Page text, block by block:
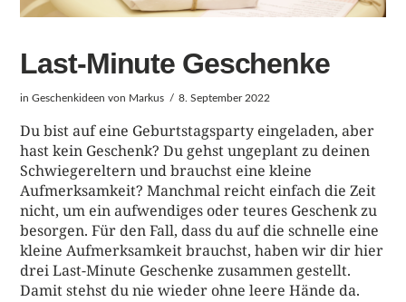
Last-Minute Geschenke
inGeschenkideen von Markus 8. September 2022
Du bist auf eine Geburtstagsparty eingeladen, aber
hast kein Geschenk? Du gehst ungeplant zu deinen
Schwiegereltern und brauchst eine kleine
Aufmerksamkeit? Manchmal reicht einfach die Zeit
nicht, um ein aufwendiges oder teures Geschenk zu
besorgen. Für den Fall, dass du auf die schnelle eine
kleine Aufmerksamkeit brauchst, haben wir dir hier
drei Last-Minute Geschenke zusammen gestellt.
Damit stehst du nie wieder ohne leere Hände da.